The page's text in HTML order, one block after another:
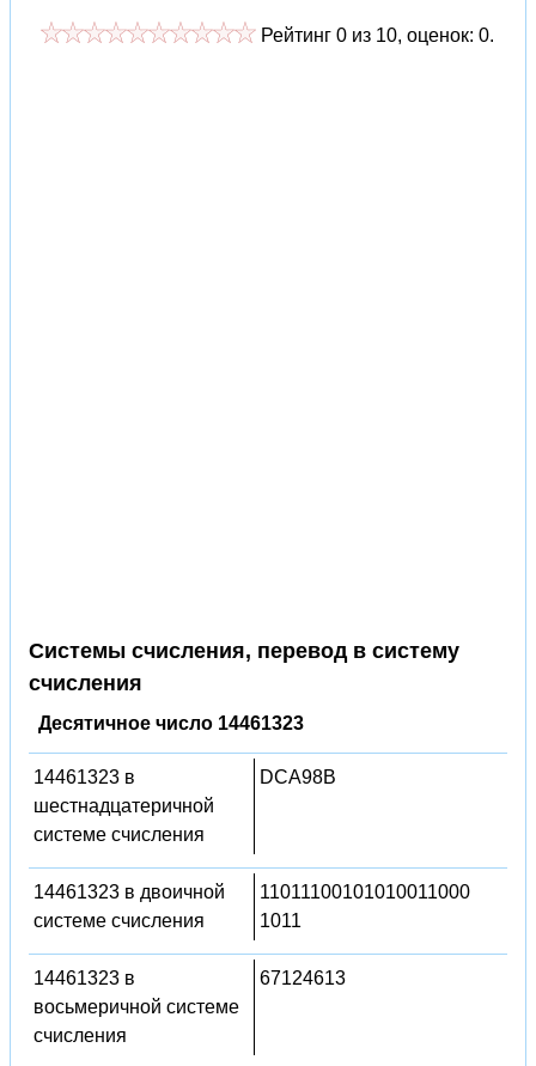
Рейтинг 0 из 10, оценок: 0.
Системы счисления, перевод в систему
счисления
Десятичное число 14461323
14461323 в
шестнадцатеричной
системе счисления
DCA98B
14461323 в двоичной
системе счисления
11011100101010011000
1011
14461323 в
восьмеричной системе
счисления
67124613